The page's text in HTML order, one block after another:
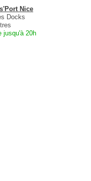
Nice
Docks
jusqu'à 20h